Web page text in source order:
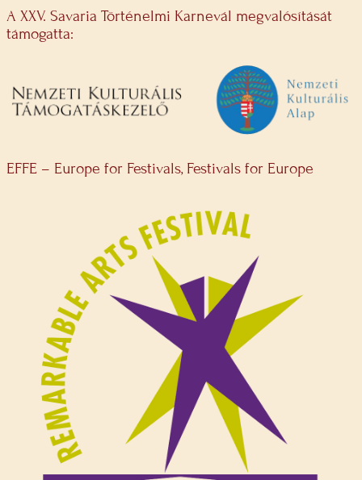
A XXV. Savaria Történelmi Karnevál megvalósítását
támogatta:
EFFE – Europe for Festivals, Festivals for Europe